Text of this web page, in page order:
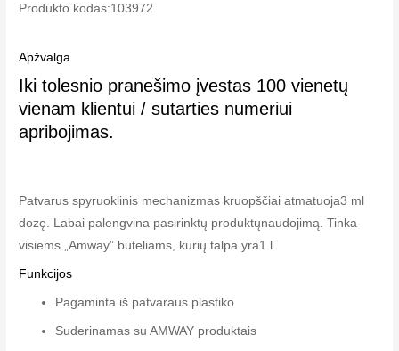
Produkto kodas:103972
Apžvalga
Iki tolesnio pranešimo įvestas 100 vienetų
vienam klientui / sutarties numeriui
apribojimas.
Patvarus spyruoklinis mechanizmas kruopščiai atmatuoja3 ml
dozę. Labai palengvina pasirinktų produktųnaudojimą. Tinka
visiems „Amway” buteliams, kurių talpa yra1 l.
Funkcijos
Pagaminta iš patvaraus plastiko
Suderinamas su AMWAY produktais